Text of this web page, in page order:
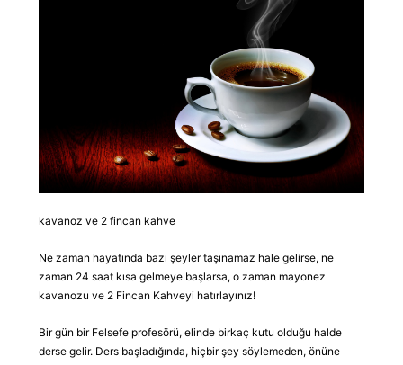
kavanoz ve 2 fincan kahve
Ne zaman hayatında bazı şeyler taşınamaz hale gelirse, ne
zaman 24 saat kısa gelmeye başlarsa, o zaman mayonez
kavanozu ve 2 Fincan Kahveyi hatırlayınız!
Bir gün bir Felsefe profesörü, elinde birkaç kutu olduğu halde
derse gelir. Ders başladığında, hiçbir şey söylemeden, önüne